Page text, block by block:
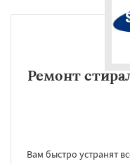
Ремонт
Вам быстро устранят